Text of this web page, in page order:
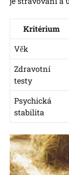
Kritérium
Věk
Zdravotní
testy
Psychická
stabilita